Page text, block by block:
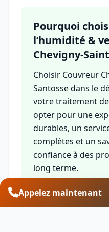
Pourquoi
l’humidité &
Chevigny-
Choisir Couvreur
Santosse dans le
votre traitement
opter pour une
durables, un
complètes et un
confiance à des
long terme.
Appelez maintenant